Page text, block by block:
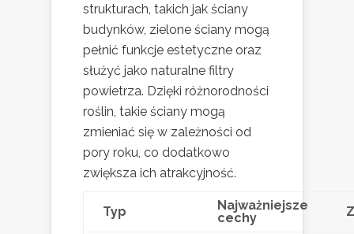
strukturach, takich jak ściany
budynków, zielone ściany mogą
pełnić funkcje estetyczne oraz
służyć jako naturalne filtry
powietrza. Dzięki różnorodności
roślin, takie ściany mogą
zmieniać się w zależności od
pory roku, co dodatkowo
zwiększa ich atrakcyjność.
Typ
Najważniejsze
cechy